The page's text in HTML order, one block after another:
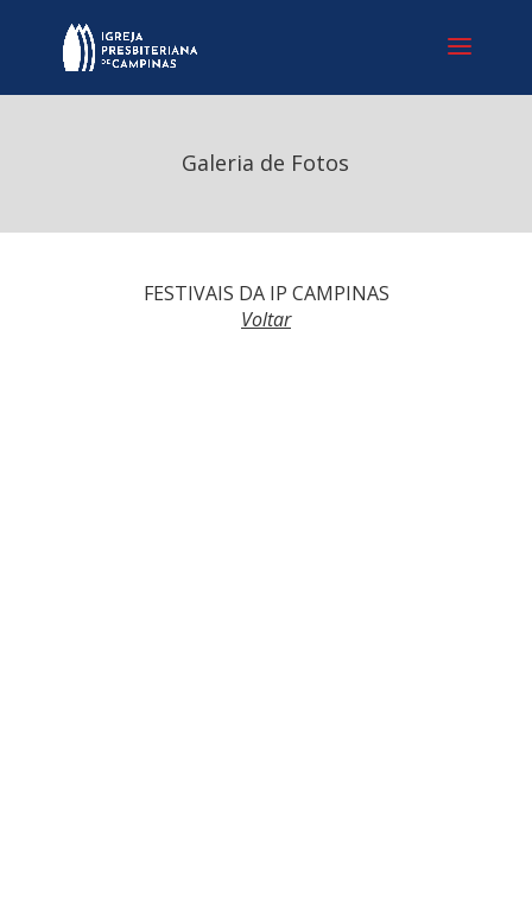
Galeria de Fotos
FESTIVAIS DA IP CAMPINAS
Voltar